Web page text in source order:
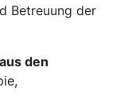
Betreuung der
den